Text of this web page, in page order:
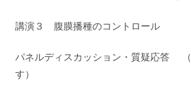
講演３ 腹膜播種のコントロール
パネルディスカッション・質疑応答
す）